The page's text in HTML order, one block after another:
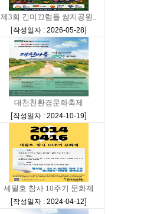
제3회 긴미끄럼틀 쌈지공원..
[작성일자 : 2026-05-28]
대천천환경문화축제
[작성일자 : 2024-10-19]
세월호 참사 10주기 문화제
[작성일자 : 2024-04-12]